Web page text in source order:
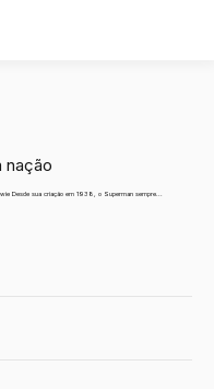
nação
Desde sua criação em 1938, o Superman sempre...